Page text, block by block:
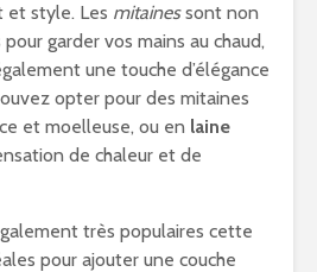
et style. Les mitainessont non
garder vos mains au chaud,
une touche d’élégance
opter pour des mitaines
et moelleuse, ou en laine
de chaleur et de
très populaires cette
pour ajouter une couche